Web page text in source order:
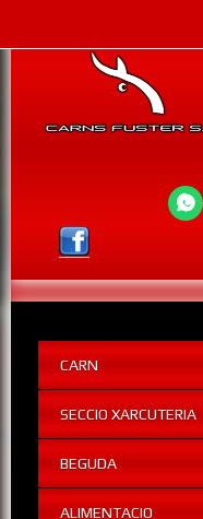
CARN
SECCIO XARCUTERIA
BEGUDA
ALIMENTACIO